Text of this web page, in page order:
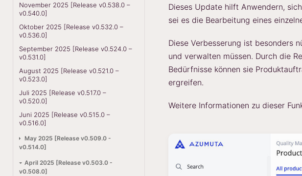
November 2025 [Release v0.538.0 –
v0.540.0]
Oktober 2025 [Release v0.532.0 –
v0.536.0]
September 2025 [Release v0.524.0 –
v0.531.0]
August 2025 [Release v0.521.0 –
v0.523.0]
Juli 2025 [Release v0.517.0 –
v0.520.0]
Juni 2025 [Release v0.515.0 –
v0.516.0]
May 2025 [Release v0.509.0 -
v0.514.0]
April 2025 [Release v0.503.0 -
v0.508.0]
Dieses Update hilft Anwendern,
sei es die Bearbeitung eines
Diese Verbesserung ist besonders
und verwalten müssen. Durch die
Bedürfnisse können sie
ergreifen.
Weitere Informationen zu dieser